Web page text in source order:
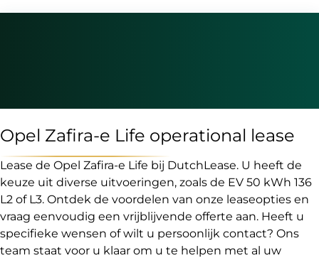
Opel Zafira-e Life operational lease
Lease de Opel Zafira-e Life bij DutchLease. U heeft de
keuze uit diverse uitvoeringen, zoals de EV 50 kWh 136
L2 of L3. Ontdek de voordelen van onze leaseopties en
vraag eenvoudig een vrijblijvende offerte aan. Heeft u
specifieke wensen of wilt u persoonlijk contact? Ons
team staat voor u klaar om u te helpen met al uw